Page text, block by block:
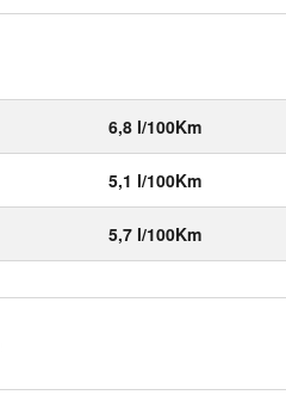
6,8 l/100Km
5,1 l/100Km
5,7 l/100Km